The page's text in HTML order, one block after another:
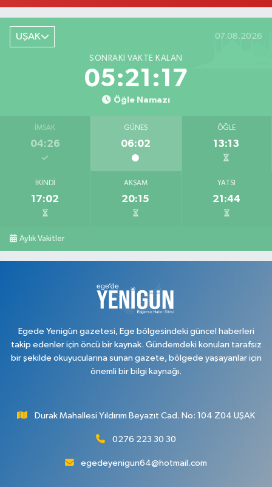
Camikebir Mahallesi, Hürriyet Caddesi No:51 A Ulubey Uşak
0 (276) 716 14 02
Konak Mahallesi, İnönü Caddesi, No:2 Karahallı Uşak
Yol Tarifi Al
Atatürk Mahallesi, 2. Saçma Sokak No:5 Merkez Uşak
Ege Hayat Eczanesi
Mehmet Akif Ersoy Mahallesi, Şehit İsmail Çetin Sokak No:45 Merkez
UŞAK 07.08.2026
SONRAKI VAKTE KALAN
05:21:16
Öğle Namazı
İMSAK
04:26
GÜNEŞ
06:02
ÖĞLE
13:13
İKINDI
17:02
AKŞAM
20:15
YATSI
21:44
Aylık Vakitler
Egede Yenigün gazetesi, Ege bölgesindeki güncel haberleri
takip edenler için öncü bir kaynak. Gündemdeki konuları tarafsız
bir şekilde okuyucularına sunan gazete, bölgede yaşayanlar için
önemli bir bilgi kaynağı.
Durak Mahallesi Yıldırım Beyazıt Cad. No: 104 Z04 UŞAK
0276 223 30 30
egedeyenigun64@hotmail.com